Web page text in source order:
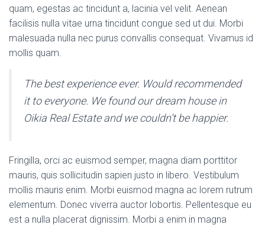
quam, egestas ac tincidunt a, lacinia vel velit. Aenean
facilisis nulla vitae urna tincidunt congue sed ut dui. Morbi
malesuada nulla nec purus convallis consequat. Vivamus id
mollis quam.
The best experience ever. Would recommended
it to everyone. We found our dream house in
Oikia Real Estate and we couldn’t be happier.
Fringilla, orci ac euismod semper, magna diam porttitor
mauris, quis sollicitudin sapien justo in libero. Vestibulum
mollis mauris enim. Morbi euismod magna ac lorem rutrum
elementum. Donec viverra auctor lobortis. Pellentesque eu
est a nulla placerat dignissim. Morbi a enim in magna